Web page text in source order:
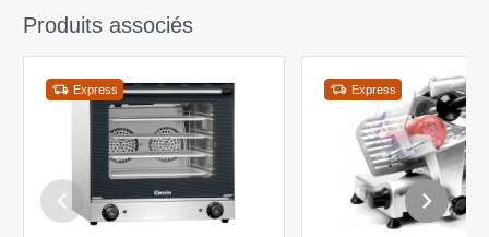
Produits associés
Express Express